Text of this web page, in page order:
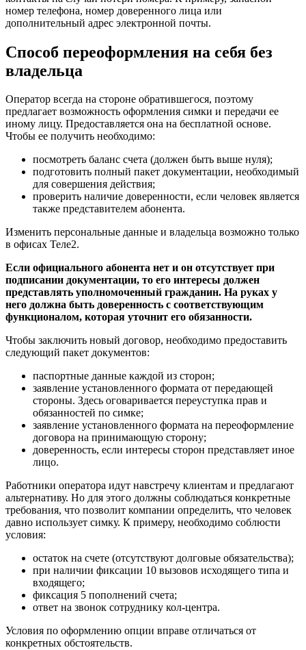
номер телефона, номер доверенного лица или
дополнительный адрес электронной почты.
Способ переоформления на себя без
владельца
Оператор всегда на стороне обратившегося, поэтому
предлагает возможность оформления симки и передачи ее
иному лицу. Предоставляется она на бесплатной основе.
Чтобы ее получить необходимо:
посмотреть баланс счета (должен быть выше нуля);
подготовить полный пакет документации, необходимый
для совершения действия;
проверить наличие доверенности, если человек является
также представителем абонента.
Изменить персональные данные и владельца возможно только
в офисах Теле2.
Если официального абонента нет и он отсутствует при
подписании документации, то его интересы должен
представлять уполномоченный гражданин. На руках у
него должна быть доверенность с соответствующим
функционалом, которая уточнит его обязанности.
Чтобы заключить новый договор, необходимо предоставить
следующий пакет документов:
паспортные данные каждой из сторон;
заявление установленного формата от передающей
стороны. Здесь оговаривается переуступка прав и
обязанностей по симке;
заявление установленного формата на переоформление
договора на принимающую сторону;
доверенность, если интересы сторон представляет иное
лицо.
Работники оператора идут навстречу клиентам и предлагают
альтернативу. Но для этого должны соблюдаться конкретные
требования, что позволит компании определить, что человек
давно использует симку. К примеру, необходимо соблюсти
условия:
остаток на счете (отсутствуют долговые обязательства);
при наличии фиксации 10 вызовов исходящего типа и
входящего;
фиксация 5 пополнений счета;
ответ на звонок сотруднику кол-центра.
Условия по оформлению опции вправе отличаться от
конкретных обстоятельств.